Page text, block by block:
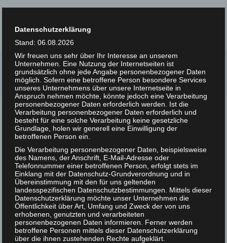
Home / Blog /
TIP-Award-Gewinner*innen 2022 beschäftigen sich mit
Verzerrungen in Bibliothekskatalogen
TIP-Award-
Gewinner*innen 2022
beschäftigen sich mit
Verzerrungen in
Bibliothekskatalogen
Post by:Daniela Sygulla
2022-09-15
No Comment
Datenschutzerklärung
Stand: 06.08.2026
Wir freuen uns sehr über Ihr Interesse an unserem
Unternehmen. Eine Nutzung der Internetseiten ist
grundsätzlich ohne jede Angabe personenbezogener Daten
möglich. Sofern eine betroffene Person besondere Services
unseres Unternehmens über unsere Internetseite in
Anspruch nehmen möchte, könnte jedoch eine Verarbeitung
personenbezogener Daten erforderlich werden. Ist die
Verarbeitung personenbezogener Daten erforderlich und
besteht für eine solche Verarbeitung keine gesetzliche
Grundlage, holen wir generell eine Einwilligung der
betroffenen Person ein.
Die Verarbeitung personenbezogener Daten, beispielsweise
des Namens, der Anschrift, E-Mail-Adresse oder
Telefonnummer einer betroffenen Person, erfolgt stets im
Einklang mit der Datenschutz-Grundverordnung und in
Übereinstimmung mit den für uns geltenden
landesspezifischen Datenschutzbestimmungen. Mittels dieser
Datenschutzerklärung möchte unser Unternehmen die
Öffentlichkeit über Art, Umfang und Zweck der von uns
erhobenen, genutzten und verarbeiteten
personenbezogenen Daten informieren. Ferner werden
betroffene Personen mittels dieser Datenschutzerklärung
über die ihnen zustehenden Rechte aufgeklärt.